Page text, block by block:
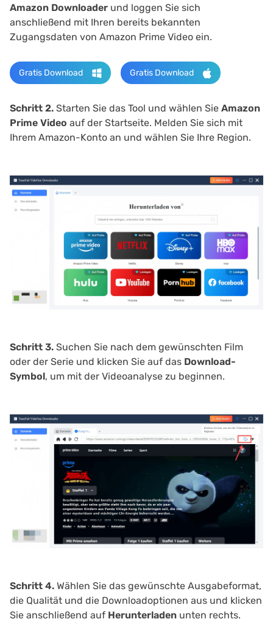
Amazon Downloader und loggen Sie sich
anschließend mit Ihren bereits bekannten
Zugangsdaten von Amazon Prime Video ein.
Gratis Download Gratis Download
Schritt 2. Starten Sie das Tool und wählen Sie Amazon
Prime Video auf der Startseite. Melden Sie sich mit
Ihrem Amazon-Konto an und wählen Sie Ihre Region.
Schritt 3. Suchen Sie nach dem gewünschten Film
oder der Serie und klicken Sie auf das Download-
Symbol, um mit der Videoanalyse zu beginnen.
Schritt 4. Wählen Sie das gewünschte Ausgabeformat,
die Qualität und die Downloadoptionen aus und klicken
Sie anschließend auf Herunterladen unten rechts.